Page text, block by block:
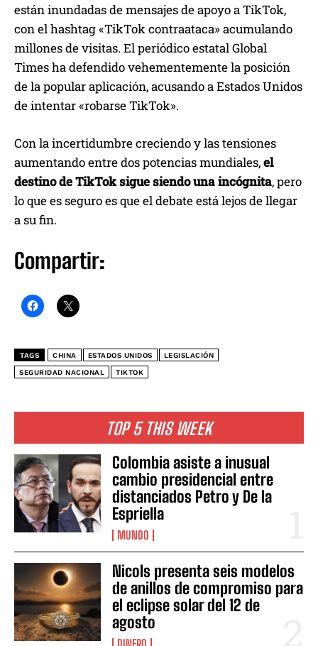
TOP 5 THIS WEEK
Colombia asiste a inusual
cambio presidencial entre
distanciados Petro y De la
Espriella
MUNDO
Nicols presenta seis modelos
de anillos de compromiso para
el eclipse solar del 12 de
agosto
están inundadas de mensajes de apoyo a TikTok,
con el hashtag «TikTok contraataca» acumulando
millones de visitas. El periódico estatal Global
Times ha defendido vehementemente la posición
de la popular aplicación, acusando a Estados Unidos
de intentar «robarse TikTok».
Con la incertidumbre creciendo y las tensiones
aumentando entre dos potencias mundiales,el
destino de TikTok sigue siendo una incógnita, pero
lo que es seguro es que el debate está lejos de llegar
a su fin.
Compartir:
TAGS CHINA ESTADOS UNIDOS LEGISLACIÓN
SEGURIDAD NACIONAL TIKTOK